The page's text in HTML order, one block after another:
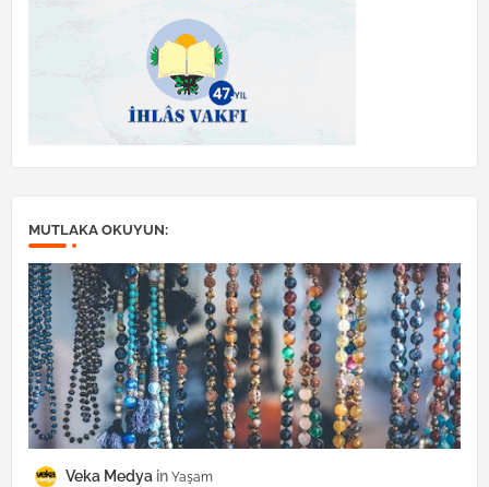
MUTLAKA OKUYUN:
Veka Medya Yaşam